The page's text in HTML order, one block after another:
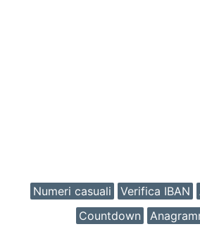
Numeri casuali Verifica IBAN
Countdown